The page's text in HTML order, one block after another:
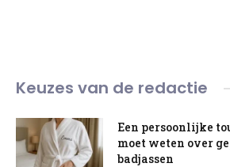
Keuzes van de redactie
Een persoonlijke
moet weten over
badjassen